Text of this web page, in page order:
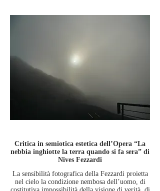
Critica in semiotica estetica dell’Opera “La
nebbia inghiotte la terra quando si fa sera” di
Nives Fezzardi
La sensibilità fotografica della Fezzardi proietta
nel cielo la condizione nembosa dell’uomo, di